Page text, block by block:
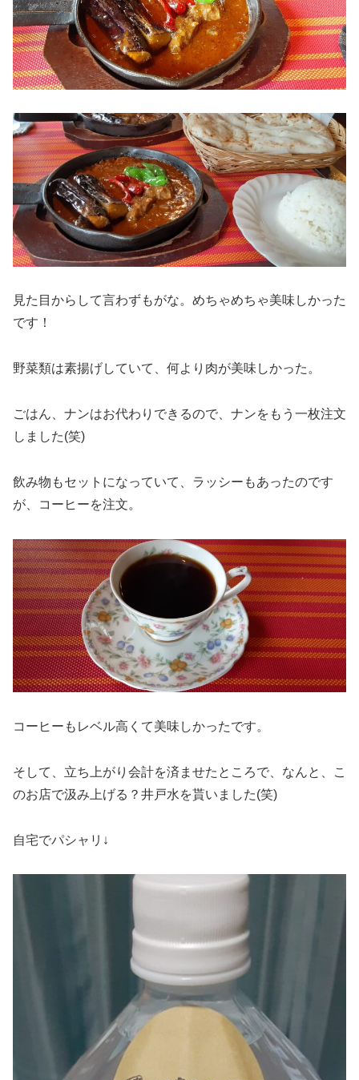
見た目からして言わずもがな。めちゃめちゃ美味しかった
です！
野菜類は素揚げしていて、何より肉が美味しかった。
ごはん、ナンはお代わりできるので、ナンをもう一枚注文
しました(笑)
飲み物もセットになっていて、ラッシーもあったのです
が、コーヒーを注文。
コーヒーもレベル高くて美味しかったです。
そして、立ち上がり会計を済ませたところで、なんと、こ
のお店で汲み上げる？井戸水を貰いました(笑)
自宅でパシャリ↓